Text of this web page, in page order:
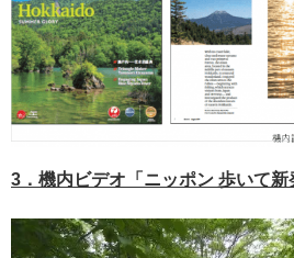
3．機内ビデオ「ニッポン 歩いて新